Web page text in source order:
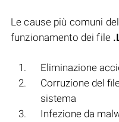
Le cause più comuni
funzionamento dei file
Eliminazione
Corruzione del file
sistema
Infezione da